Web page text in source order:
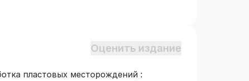
для студентов специализации
Ф. Горбачёва.
Оценить издание
пластовых месторождений :